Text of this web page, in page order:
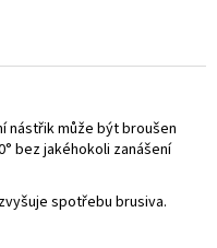
nástřik může být broušen
bez jakéhokoli zanášení
spotřebu brusiva.